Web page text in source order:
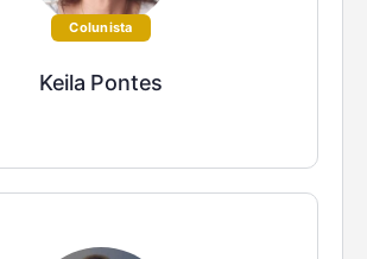
Colunista
Keila Pontes